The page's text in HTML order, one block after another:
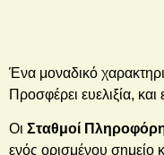
Ένα μοναδικό
Προσφέρει ευελιξία,
Οι Σταθμοί
ενός ορισμένου σημείο